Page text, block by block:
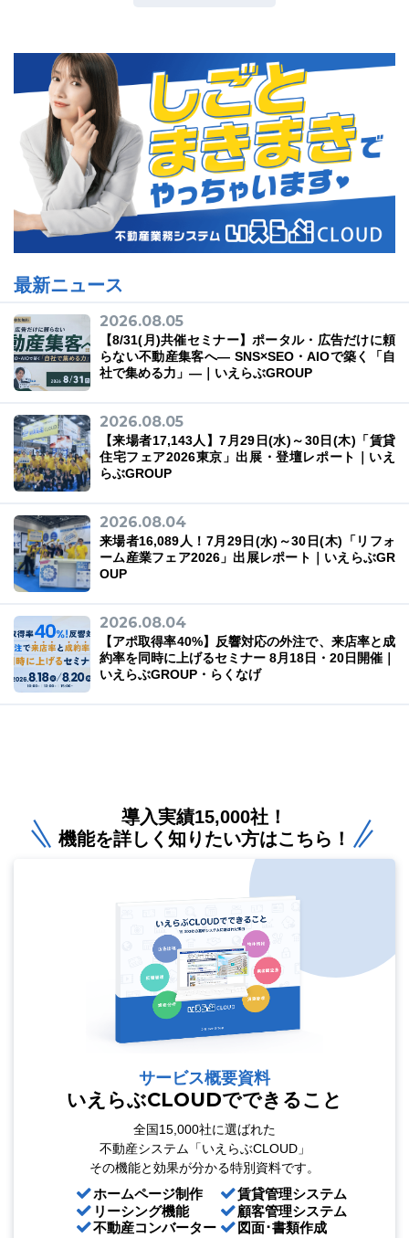
最新ニュース
2026.08.05
【8/31(月)共催セミナー】ポータル・広告だけに頼
らない不動産集客へ― SNS×SEO・AIOで築く「自
社で集める力」―｜いえらぶGROUP
2026.08.05
【来場者17,143人】7月29日(水)～30日(木)「賃貸
住宅フェア2026東京」出展・登壇レポート｜いえ
らぶGROUP
2026.08.04
来場者16,089人！7月29日(水)～30日(木)「リフォ
ーム産業フェア2026」出展レポート｜いえらぶGR
OUP
2026.08.04
【アポ取得率40%】反響対応の外注で、来店率と成
約率を同時に上げるセミナー 8月18日・20日開催｜
いえらぶGROUP・らくなげ
導入実績15,000社！
機能を詳しく知りたい方はこちら！
サービス概要資料
いえらぶCLOUDでできること
全国15,000社に選ばれた
不動産システム「いえらぶCLOUD」
その機能と効果が分かる特別資料です。
ホームページ制作
リーシング機能
不動産コンバーター
賃貸管理システム
顧客管理システム
図面･書類作成